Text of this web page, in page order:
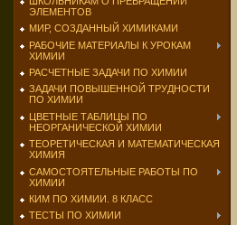
ЭЛЕМЕНТОВ
МИР, СОЗДАННЫЙ ХИМИКАМИ
РАБОЧИЕ МАТЕРИАЛЫ К УРОКАМ
ХИМИИ
РАСЧЕТНЫЕ ЗАДАЧИ ПО ХИМИИ
ЗАДАЧИ ПОВЫШЕННОЙ ТРУДНОСТИ
ПО ХИМИИ
ЦВЕТНЫЕ ТАБЛИЦЫ ПО
НЕОРГАНИЧЕСКОЙ ХИМИИ
ТЕОРЕТИЧЕСКАЯ И МАТЕМАТИЧЕСКАЯ
ХИМИЯ
САМОСТОЯТЕЛЬНЫЕ РАБОТЫ ПО
ХИМИИ
КИМ ПО ХИМИИ. 8 КЛАСС
ТЕСТЫ ПО ХИМИИ